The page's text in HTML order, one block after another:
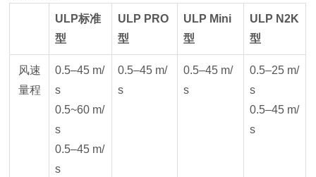
ULP标准
型
ULP PRO
型
ULP Mini
型
ULP N2K
型
风速
量程
0.5–45 m/
s
0.5~60 m/
s
0.5–45 m/
s
0.5–45 m/
s
0.5–45 m/
s
0.5–25 m/
s
0.5–45 m/
s